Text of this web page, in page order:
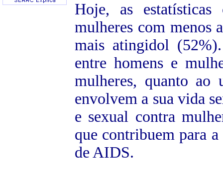
Hoje, as
mulheres com menos
mais atingidol
entre homens e
mulheres, quanto ao
envolvem a sua vida
e sexual contra
que contribuem para
de AIDS.